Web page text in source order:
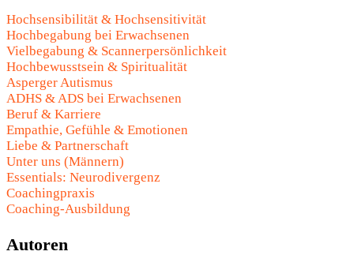
Hochsensibilität & Hochsensitivität
Hochbegabung bei Erwachsenen
Vielbegabung & Scannerpersönlichkeit
Hochbewusstsein & Spiritualität
Asperger Autismus
ADHS & ADS bei Erwachsenen
Beruf & Karriere
Empathie, Gefühle & Emotionen
Liebe & Partnerschaft
Unter uns (Männern)
Essentials: Neurodivergenz
Coachingpraxis
Coaching-Ausbildung
Autoren